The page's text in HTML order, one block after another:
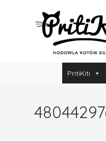
PritiKiti